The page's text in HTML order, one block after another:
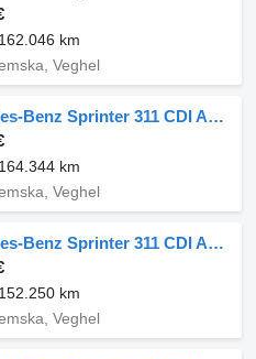
162.046 km
Veghel
Mercedes-Benz Sprinter 311 CDI Automaat L3H2 Camera Euro6 L3 Pakketwagen
164.344 km
Veghel
Mercedes-Benz Sprinter 311 CDI Automaat L3H2 Camera Euro6 L3 Pakketwagen PostN
152.250 km
Veghel